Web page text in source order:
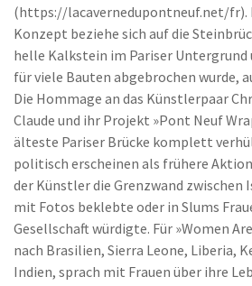
(https://lacavernedupontneuf.net/fr).
Konzept beziehe sich auf die
helle Kalkstein im Pariser Untergrund
für viele Bauten abgebrochen wurde,
Die Hommage an das Künstlerpaar
Claude und ihr Projekt »Pont Neuf
älteste Pariser Brücke komplett
politisch erscheinen als frühere
der Künstler die Grenzwand zwischen
mit Fotos beklebte oder in Slums
Gesellschaft würdigte. Für »Women
nach Brasilien, Sierra Leone, Liberia,
Indien, sprach mit Frauen über ihre